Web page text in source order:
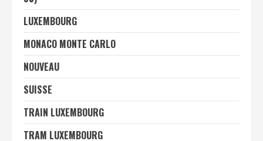
LUXEMBOURG
MONACO MONTE CARLO
NOUVEAU
SUISSE
TRAIN LUXEMBOURG
TRAM LUXEMBOURG